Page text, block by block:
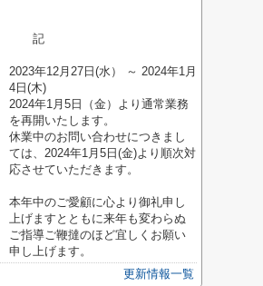
記
2023年12月27日(水） ～ 2024年1月
4日(木)
2024年1月5日（金）より通常業務
を再開いたします。
休業中のお問い合わせにつきまし
ては、2024年1月5日(金)より順次対
応させていただきます。
本年中のご愛顧に心より御礼申し
上げますとともに来年も変わらぬ
ご指導ご鞭撻のほど宜しくお願い
申し上げます。
更新情報一覧